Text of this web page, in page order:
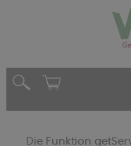
Die Funktion